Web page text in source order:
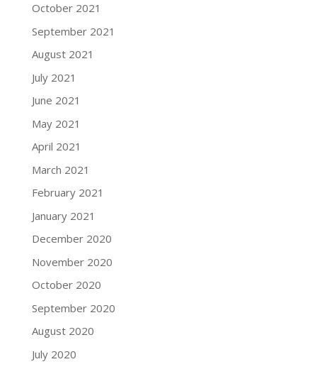
October 2021
September 2021
August 2021
July 2021
June 2021
May 2021
April 2021
March 2021
February 2021
January 2021
December 2020
November 2020
October 2020
September 2020
August 2020
July 2020